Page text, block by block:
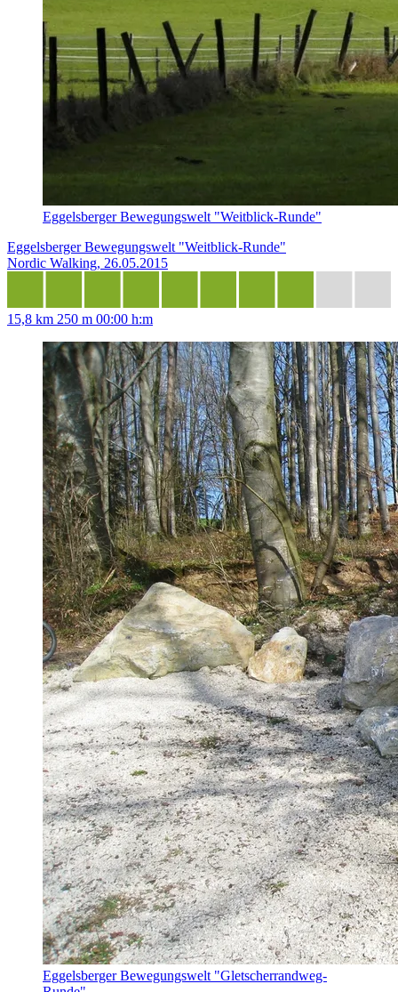
Eggelsberger Bewegungswelt "Weitblick-Runde"
Eggelsberger Bewegungswelt "Weitblick-Runde"
Nordic Walking, 26.05.2015
15,8 km 250 m 00:00 h:m
Eggelsberger Bewegungswelt "Gletscherrandweg-